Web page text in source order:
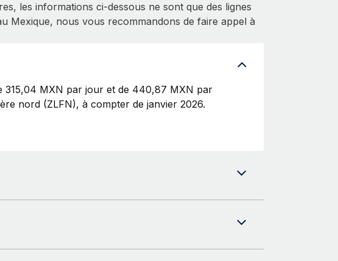
les informations ci-dessous ne sont que des lignes
Mexique, nous vous recommandons de faire appel à
315,04 MXN par jour et de 440,87 MXN par
nord (ZLFN), à compter de janvier 2026.